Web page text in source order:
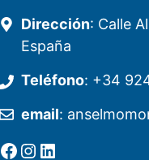
Dirección: Calle
España
Teléfono: +34
email:
Ir a la cuenta de facebook de Restaurante Tuétano
Ir a la cuenta de Instagram de Restaurante Tuétano
LinkedIn